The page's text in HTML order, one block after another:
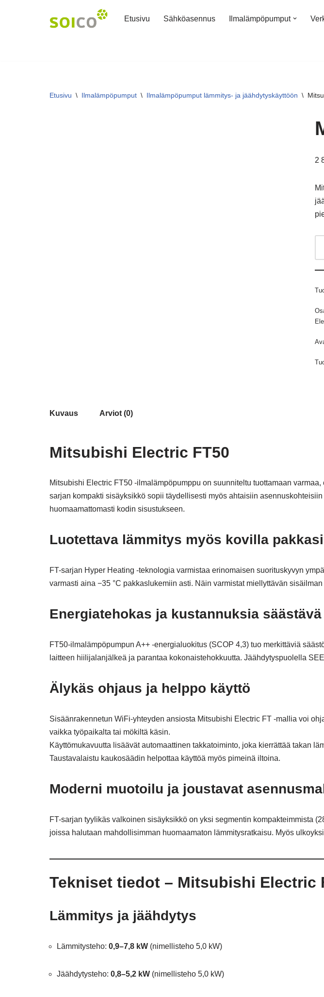
Etusivu Sähköasennus Ilmalämpöpumput
Etusivu \ Ilmalämpöpumput \ Ilmalämpöpumput lämmitys- ja jäähdytyskäyttöön \
2
Kuvaus Arviot (0)
Mitsubishi Electric FT50
Mitsubishi Electric FT50 -ilmalämpöpumppu on suunniteltu tuottamaan
sarjan kompakti sisäyksikkö sopii täydellisesti myös ahtaisiin
huomaamattomasti kodin sisustukseen.
Luotettava lämmitys myös kovilla
FT-sarjan Hyper Heating -teknologia varmistaa erinomaisen suorituskyvyn
varmasti aina −35 °C pakkaslukemiin asti. Näin varmistat miellyttävän
Energiatehokas ja kustannuksia
FT50-ilmalämpöpumpun A++ -energialuokitus (SCOP 4,3) tuo merkittäviä
laitteen hiilijalanjälkeä ja parantaa kokonaistehokkuutta. Jäähdytyspuolella
Älykäs ohjaus ja helppo käyttö
Sisäänrakennetun WiFi-yhteyden ansiosta Mitsubishi Electric FT -mallia voi
vaikka työpaikalta tai mökiltä käsin.
Käyttömukavuutta lisäävät automaattinen takkatoiminto, joka kierrättää takan
Taustavalaistu kaukosäädin helpottaa käyttöä myös pimeinä iltoina.
Moderni muotoilu ja joustavat
FT-sarjan tyylikäs valkoinen sisäyksikkö on yksi segmentin kompakteimmista
joissa halutaan mahdollisimman huomaamaton lämmitysratkaisu. Myös
Tekniset tiedot – Mitsubishi Electric
Lämmitys ja jäähdytys
Lämmitysteho: 0,9–7,8 kW (nimellisteho 5,0 kW)
Jäähdytysteho: 0,8–5,2 kW (nimellisteho 5,0 kW)